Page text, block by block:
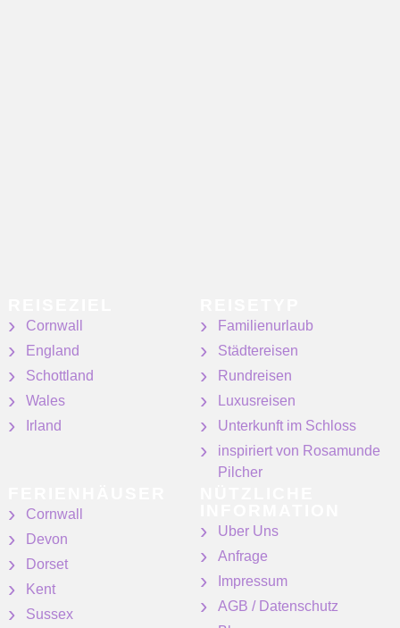
Cornwall
England
Schottland
Wales
Irland
Familienurlaub
Städtereisen
Rundreisen
Luxusreisen
Unterkunft im Schloss
inspiriert von Rosamunde
Pilcher
Cornwall
Devon
Dorset
Kent
Sussex
Uber Uns
Anfrage
Impressum
AGB / Datenschutz